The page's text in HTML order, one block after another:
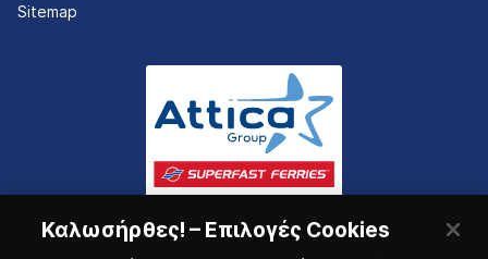
Sitemap
Καλωσήρθες! – Επιλογές Cookies